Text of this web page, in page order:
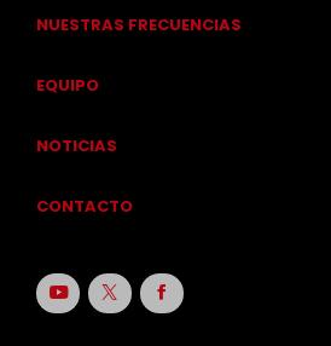
NUESTRAS FRECUENCIAS
EQUIPO
NOTICIAS
CONTACTO